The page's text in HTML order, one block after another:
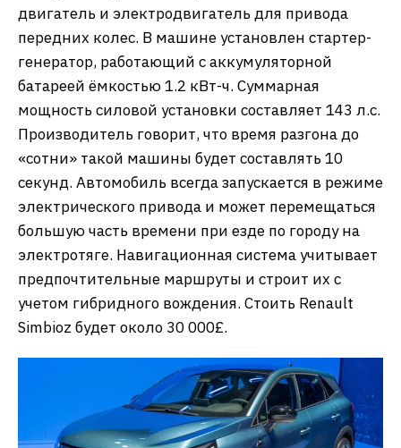
двигатель и электродвигатель для привода
передних колес. В машине установлен стартер-
генератор, работающий с аккумуляторной
батареей ёмкостью 1.2 кВт-ч. Суммарная
мощность силовой установки составляет 143 л.с.
Производитель говорит, что время разгона до
«сотни» такой машины будет составлять 10
секунд. Автомобиль всегда запускается в режиме
электрического привода и может перемещаться
большую часть времени при езде по городу на
электротяге. Навигационная система учитывает
предпочтительные маршруты и строит их с
учетом гибридного вождения. Стоить Renault
Simbioz будет около 30 000£.